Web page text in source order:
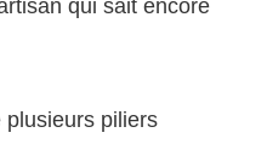
qui sait encore
plusieurs piliers